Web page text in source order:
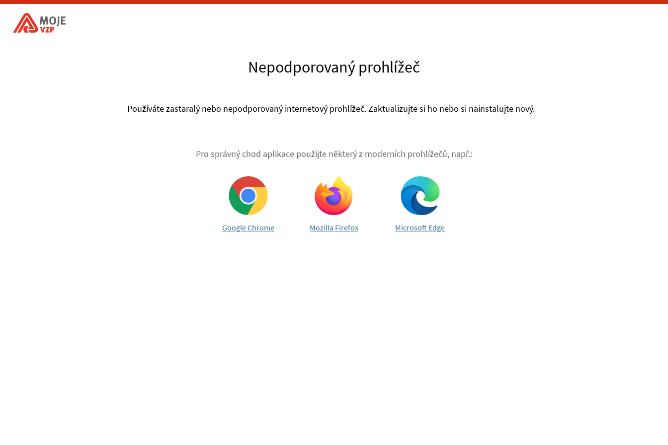
Nepodporovaný prohlížeč
Používáte zastaralý nebo nepodporovaný internetový prohlížeč. Zaktualizujte si ho nebo si nainstalujte nový.
Pro správný chod aplikace použijte některý z moderních prohlížečů, např.:
Google Chrome Mozilla Firefox Microsoft Edge